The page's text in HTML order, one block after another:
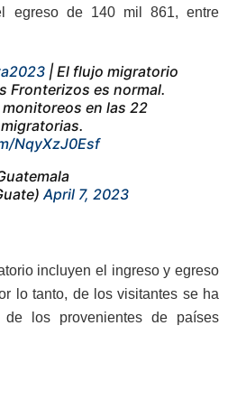
egreso de 140 mil 861, entre
| El flujo migratorio
Fronterizos es normal.
en las 22
NqyXzJ0Esf
April 7, 2023
incluyen el ingreso y egreso
lo tanto, de los visitantes se ha
de los provenientes de países